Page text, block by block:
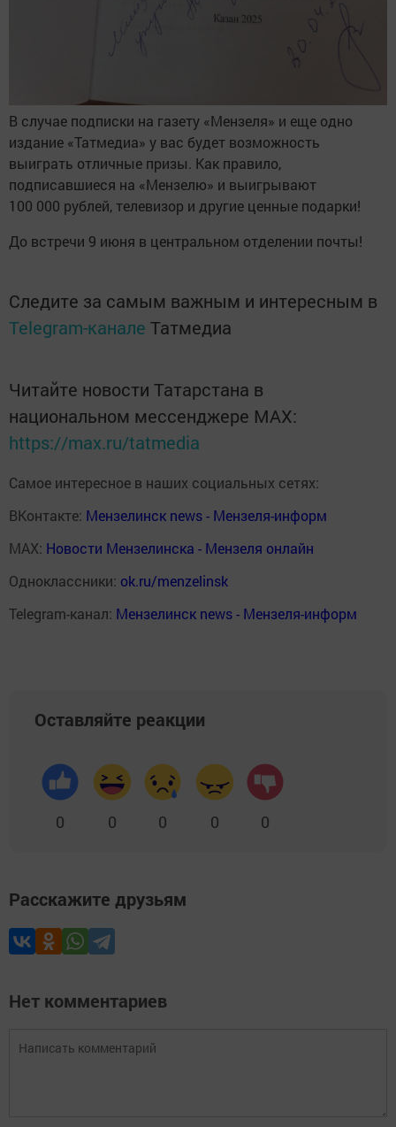
В случае подписки на газету «Мензеля» и еще одно
издание «Татмедиа» у вас будет возможность
выиграть отличные призы. Как правило,
подписавшиеся на «Мензелю» и выигрывают
100 000 рублей, телевизор и другие ценные подарки!
До встречи 9 июня в центральном отделении почты!
Следите за самым важным и интересным в
Telegram-канале Татмедиа
Читайте новости Татарстана в
национальном мессенджере MАХ:
https://max.ru/tatmedia
Самое интересное в наших социальных сетях:
ВКонтакте: Мензелинск news - Мензеля-информ
MAX: Новости Мензелинска - Мензеля онлайн
Одноклассники: ok.ru/menzelinsk
Telegram-канал: Мензелинск news - Мензеля-информ
Оставляйте реакции
0 0 0 0 0
Расскажите друзьям
Нет комментариев